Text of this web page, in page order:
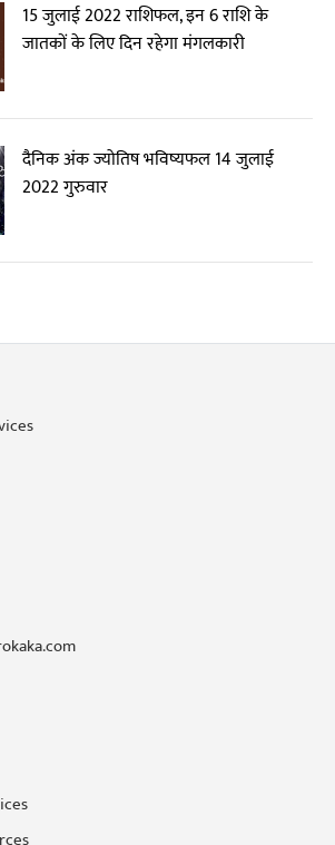
15 जुलाई 2022 राशिफल, इन 6 राशि के
जातकों के लिए दिन रहेगा मंगलकारी
दैनिक अंक ज्योतिष भविष्यफल 14 जुलाई
2022 गुरुवार